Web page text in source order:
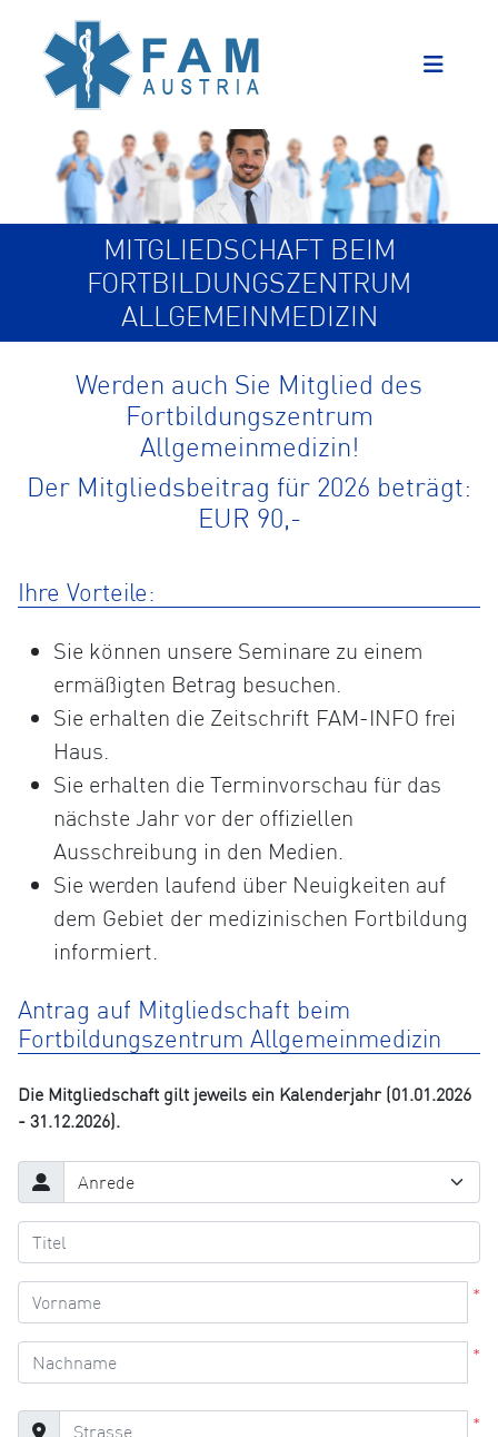
MITGLIEDSCHAFT BEIM
FORTBILDUNGSZENTRUM
ALLGEMEINMEDIZIN
Werden auch Sie Mitglied des
Fortbildungszentrum
Allgemeinmedizin!
Der Mitgliedsbeitrag für 2026 beträgt:
EUR 90,-
Ihre Vorteile:
Sie können unsere Seminare zu einem
ermäßigten Betrag besuchen.
Sie erhalten die Zeitschrift FAM-INFO frei
Haus.
Sie erhalten die Terminvorschau für das
nächste Jahr vor der offiziellen
Ausschreibung in den Medien.
Sie werden laufend über Neuigkeiten auf
dem Gebiet der medizinischen Fortbildung
informiert.
Antrag auf Mitgliedschaft beim
Fortbildungszentrum Allgemeinmedizin
Die Mitgliedschaft gilt jeweils ein Kalenderjahr (01.01.2026
- 31.12.2026).
*
*
*